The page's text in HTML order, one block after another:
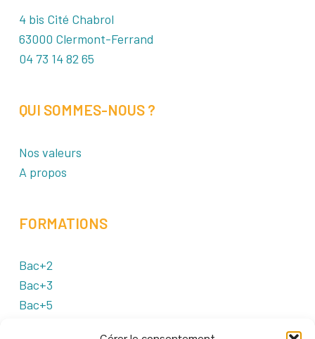
4 bis Cité Chabrol
63000 Clermont-Ferrand
04 73 14 82 65
QUI SOMMES-NOUS ?
Nos valeurs
A propos
FORMATIONS
Bac+2
Bac+3
Bac+5